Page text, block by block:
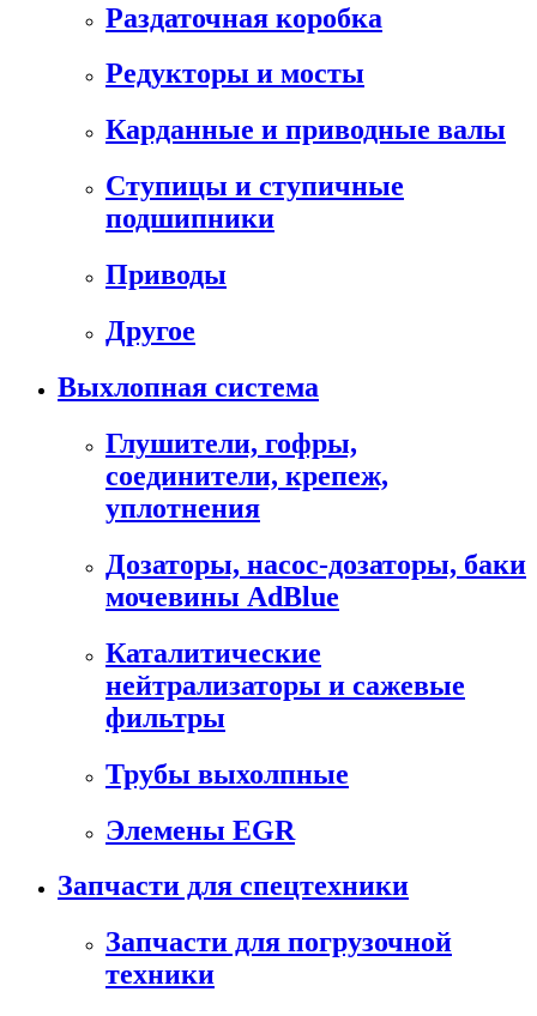
Раздаточная коробка
Редукторы и мосты
Карданные и приводные валы
Ступицы и ступичные
подшипники
Приводы
Другое
Выхлопная система
Глушители, гофры,
соединители, крепеж,
уплотнения
Дозаторы, насос-дозаторы, баки
мочевины AdBlue
Каталитические
нейтрализаторы и сажевые
фильтры
Трубы выхолпные
Элемены EGR
Запчасти для спецтехники
Запчасти для погрузочной
техники